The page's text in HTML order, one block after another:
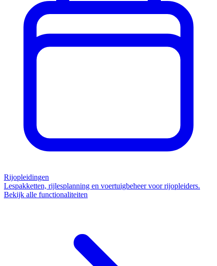
Rijopleidingen
Lespakketten, rijlesplanning en voertuigbeheer voor rijopleiders.
Bekijk alle functionaliteiten